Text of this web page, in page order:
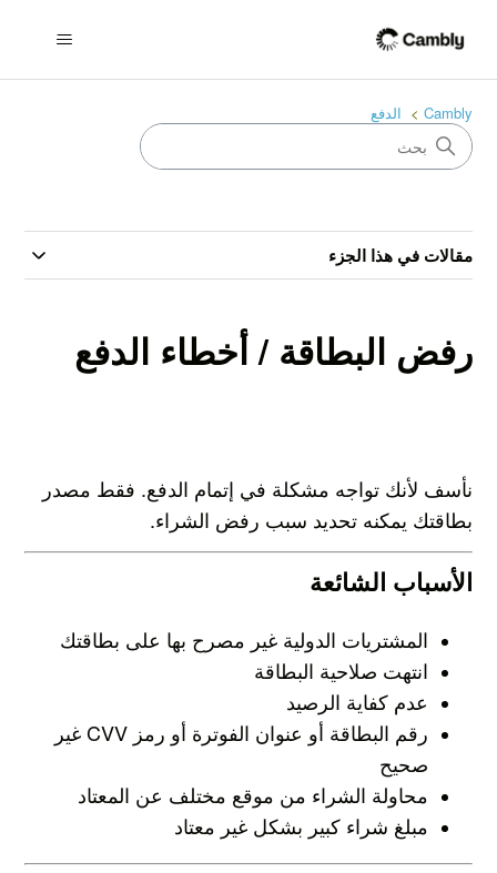
Cambly الدفع
مقالات في هذا الجزء
رفض البطاقة / أخطاء الدفع
نأسف لأنك تواجه مشكلة في إتمام الدفع. فقط مصدر
بطاقتك يمكنه تحديد سبب رفض الشراء.
الأسباب الشائعة
المشتريات الدولية غير مصرح بها على بطاقتك
انتهت صلاحية البطاقة
عدم كفاية الرصيد
رقم البطاقة أو عنوان الفوترة أو رمز CVV غير
صحيح
محاولة الشراء من موقع مختلف عن المعتاد
مبلغ شراء كبير بشكل غير معتاد